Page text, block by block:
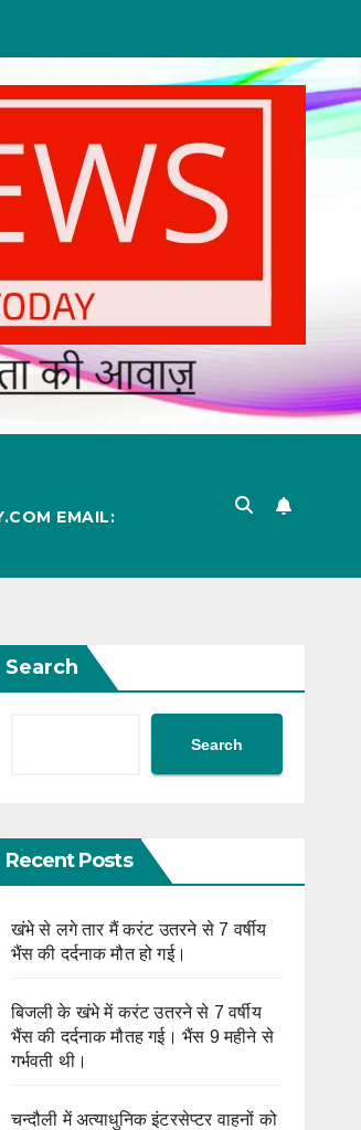
EMAIL:
Search
Search
Recent Posts
खंभे से लगे तार मैं करंट उतरने से 7 वर्षीय
भैंस की दर्दनाक मौत हो गई।
बिजली के खंभे में करंट उतरने से 7 वर्षीय
भैंस की दर्दनाक मौतह गई। भैंस 9 महीने से
गर्भवती थी।
चन्दौली में अत्याधुनिक इंटरसेप्टर वाहनों को